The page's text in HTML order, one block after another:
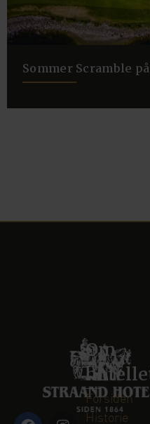
Sommer Scramble
Om
Forsiden
Historie